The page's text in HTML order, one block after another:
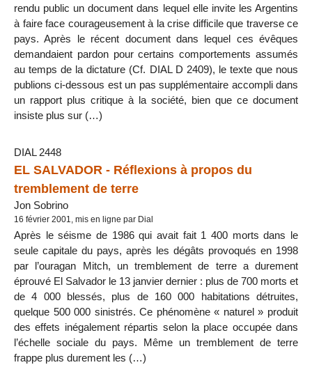
rendu public un document dans lequel elle invite les Argentins
à faire face courageusement à la crise difficile que traverse ce
pays. Après le récent document dans lequel ces évêques
demandaient pardon pour certains comportements assumés
au temps de la dictature (Cf. DIAL D 2409), le texte que nous
publions ci-dessous est un pas supplémentaire accompli dans
un rapport plus critique à la société, bien que ce document
insiste plus sur (…)
DIAL 2448
EL SALVADOR - Réflexions à propos du
tremblement de terre
Jon Sobrino
16 février 2001, mis en ligne par Dial
Après le séisme de 1986 qui avait fait 1 400 morts dans le
seule capitale du pays, après les dégâts provoqués en 1998
par l’ouragan Mitch, un tremblement de terre a durement
éprouvé El Salvador le 13 janvier dernier : plus de 700 morts et
de 4 000 blessés, plus de 160 000 habitations détruites,
quelque 500 000 sinistrés. Ce phénomène « naturel » produit
des effets inégalement répartis selon la place occupée dans
l’échelle sociale du pays. Même un tremblement de terre
frappe plus durement les (…)